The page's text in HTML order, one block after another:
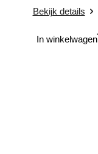
Bekijk details
In winkelwagen